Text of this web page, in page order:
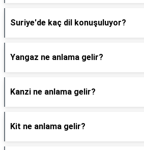
Suriye'de kaç dil konuşuluyor?
Yangaz ne anlama gelir?
Kanzi ne anlama gelir?
Kit ne anlama gelir?